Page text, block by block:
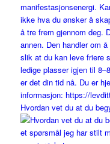
Hvordan vet du at du